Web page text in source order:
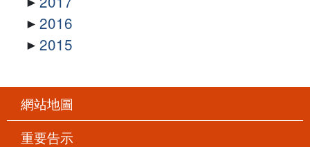
2016
2015
網站地圖
重要告示